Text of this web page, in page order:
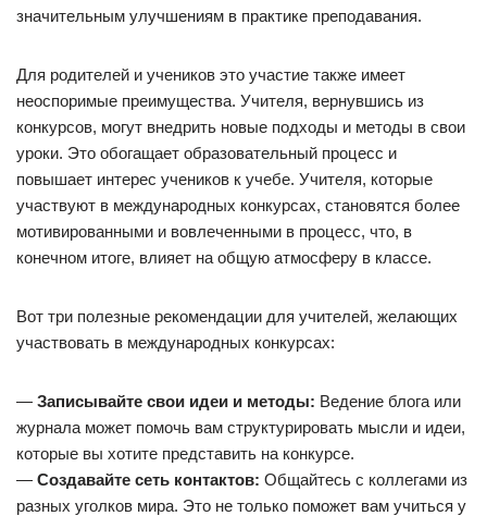
значительным улучшениям в практике преподавания.
Для родителей и учеников это участие также имеет
неоспоримые преимущества. Учителя, вернувшись из
конкурсов, могут внедрить новые подходы и методы в свои
уроки. Это обогащает образовательный процесс и
повышает интерес учеников к учебе. Учителя, которые
участвуют в международных конкурсах, становятся более
мотивированными и вовлеченными в процесс, что, в
конечном итоге, влияет на общую атмосферу в классе.
Вот три полезные рекомендации для учителей, желающих
участвовать в международных конкурсах:
— Записывайте свои идеи и методы: Ведение блога или
журнала может помочь вам структурировать мысли и идеи,
которые вы хотите представить на конкурсе.
— Создавайте сеть контактов: Общайтесь с коллегами из
разных уголков мира. Это не только поможет вам учиться у